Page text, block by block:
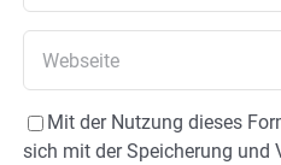
Mit der Nutzung dieses
sich mit der Speicherung und